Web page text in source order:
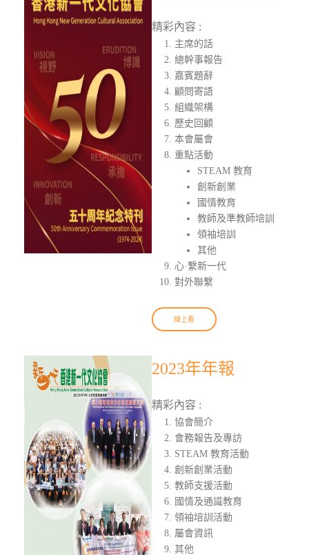
精彩內容 :
主席的話
總幹事報告
嘉賓題辭
顧問寄語
組織架構
歷史回顧
本會屬會
重點活動
STEAM 教育
創新創業
國情教育
教師及準教師培訓
領袖培訓
其他
心·繫新一代
對外聯繫
線上看
2023年年報
精彩內容 :
協會簡介
會務報告及專訪
STEAM 教育活動
創新創業活動
教師支援活動
國情及通識教育
領袖培訓活動
屬會資訊
其他